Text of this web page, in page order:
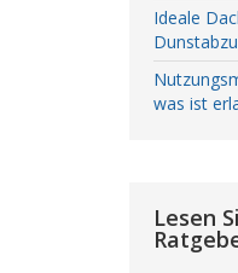
Ideale
was ist
Lesen